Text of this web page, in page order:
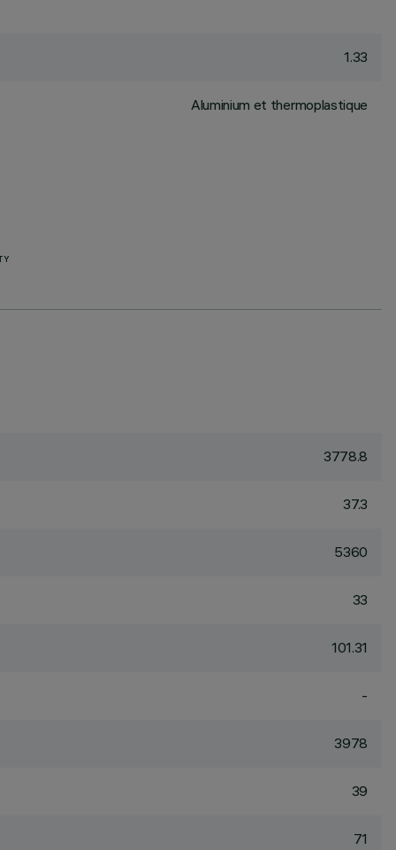
1.33
Aluminium et thermoplastique
3778.8
37.3
5360
33
101.31
-
3978
39
71